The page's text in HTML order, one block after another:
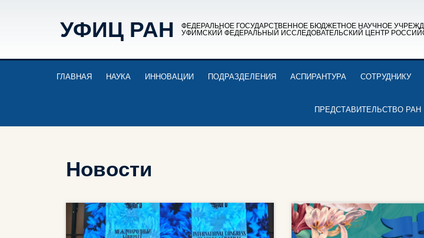
УФИЦ РАН
ФЕДЕРАЛЬНОЕ ГОСУДАРСТВЕННОЕ БЮДЖЕТНОЕ НАУЧНОЕ
УФИМСКИЙ ФЕДЕРАЛЬНЫЙ ИССЛЕДОВАТЕЛЬСКИЙ ЦЕНТР
ГЛАВНАЯ НАУКА ИННОВАЦИИ ПОДРАЗДЕЛЕНИЯ АСПИРАНТУРА СОТРУДНИКУ
ПРЕДСТАВИТЕЛЬСТВО РАН
Новости